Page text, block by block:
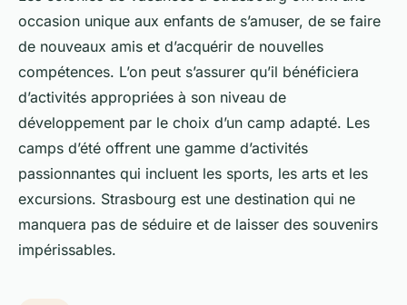
occasion unique aux enfants de s’amuser, de se faire
de nouveaux amis et d’acquérir de nouvelles
compétences. L’on peut s’assurer qu’il bénéficiera
d’activités appropriées à son niveau de
développement par le choix d’un camp adapté. Les
camps d’été offrent une gamme d’activités
passionnantes qui incluent les sports, les arts et les
excursions. Strasbourg est une destination qui ne
manquera pas de séduire et de laisser des souvenirs
impérissables.